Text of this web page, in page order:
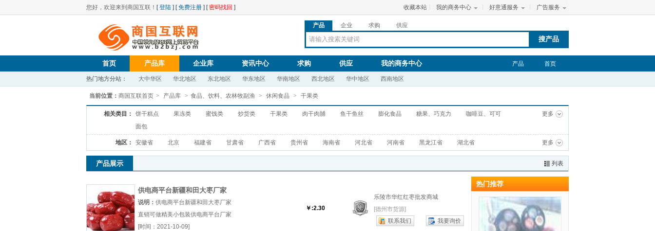
您好，欢迎来到商国互联！ [登陆 ] [免费注册 ] [密码找回 ] 收藏本站 我的商务中心 好意通服务 广告服务
产品 企业 求购 供应
搜产品
首页
产品
首页 产品库 企业库 资讯中心 求购 供应 我的商务中心
热门地方分站： 大中华区 华北地区 东北地区 华东地区 华南地区 西北地区 华中地区 西南地区
当前位置： 商国互联首页 > 产品库 > 食品、饮料、农林牧副渔 > 休闲食品 > 干果类
相关类目： 更多
饼干糕点 果冻类 蜜饯类 炒货类 干果类 肉干肉脯 鱼干鱼丝 膨化食品 糖果、巧克力
咖啡豆、可可
面包
地区： 更多
安徽省 北京 福建省 甘肃省 广西省 贵州省 海南省 河北省 河南省 黑龙江省 湖北省
产品展示 列表
供电商平台新疆和田大枣厂家
直销可做精美小包装
说明： 供电商平台新疆和田大枣厂家
直销可做精美小包装供电商平台厂家
直销一手货源厂（...『供电商平台』
[时间：2021-10-09]
￥:2.30
乐陵市华红红枣批发商城
[德州市货源]
联系我们
我要询价
热门推荐